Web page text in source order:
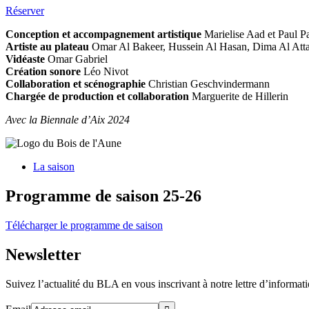
Réserver
Conception et accompagnement artistique Marielise Aad et Paul
Artiste au plateau Omar Al Bakeer, Hussein Al Hasan, Dima Al
Vidéaste Omar Gabriel
Création sonore Léo Nivot
Collaboration et scénographie Christian Geschvindermann
Chargée de production et collaboration Marguerite de Hillerin
Avec la Biennale d’Aix 2024
La saison
Programme de saison 25-26
Télécharger le programme de saison
Newsletter
Suivez l’actualité du BLA en vous inscrivant à notre lettre